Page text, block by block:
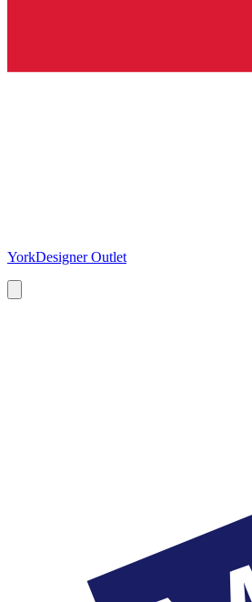
YorkDesigner Outlet